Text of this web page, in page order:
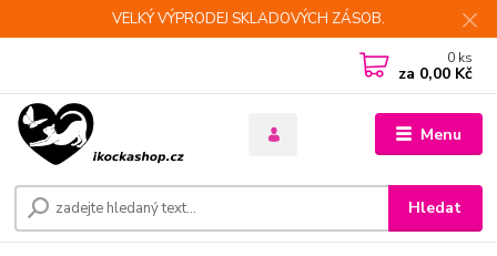
VELKÝ VÝPRODEJ SKLADOVÝCH ZÁSOB.
Menu
Hledat
0 ks
za 0,00 Kč